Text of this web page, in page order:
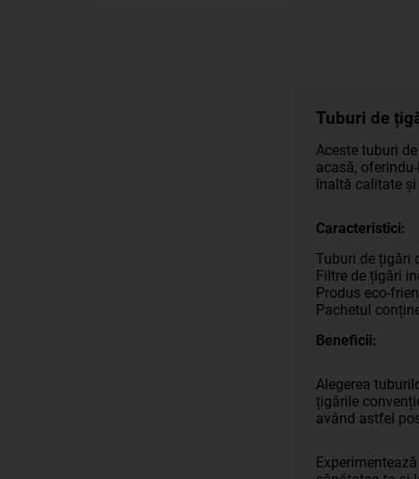
Tuburi de
Aceste tuburi
acasă,
înaltă calitate și
Caracteristici:
Tuburi de țigări
Filtre de țigări
Produs eco-
Pachetul
Beneficii:
Alegerea
țigările
având astfel